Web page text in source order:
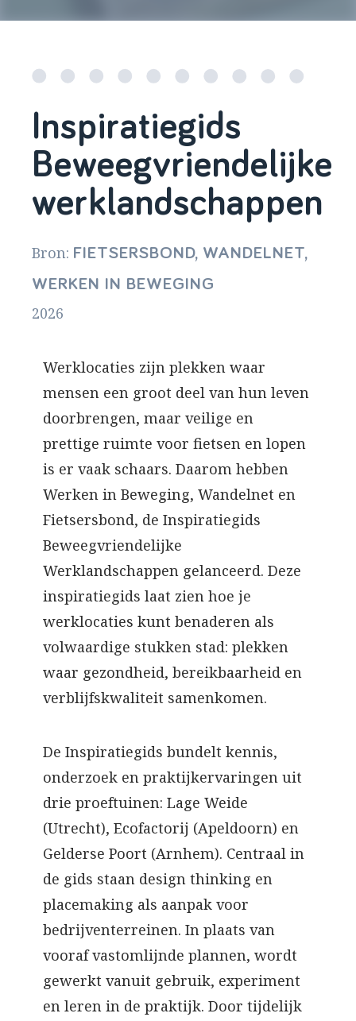
Inspiratiegids
Beweegvriendelijke
werklandschappen
Bron: FIETSERSBOND, WANDELNET,
WERKEN IN BEWEGING
2026
Werklocaties zijn plekken waar
mensen een groot deel van hun leven
doorbrengen, maar veilige en
prettige ruimte voor fietsen en lopen
is er vaak schaars. Daarom hebben
Werken in Beweging, Wandelnet en
Fietsersbond, de Inspiratiegids
Beweegvriendelijke
Werklandschappen gelanceerd. Deze
inspiratiegids laat zien hoe je
werklocaties kunt benaderen als
volwaardige stukken stad: plekken
waar gezondheid, bereikbaarheid en
verblijfskwaliteit samenkomen.
De Inspiratiegids bundelt kennis,
onderzoek en praktijkervaringen uit
drie proeftuinen: Lage Weide
(Utrecht), Ecofactorij (Apeldoorn) en
Gelderse Poort (Arnhem). Centraal in
de gids staan design thinking en
placemaking als aanpak voor
bedrijventerreinen. In plaats van
vooraf vastomlijnde plannen, wordt
gewerkt vanuit gebruik, experiment
en leren in de praktijk. Door tijdelijk